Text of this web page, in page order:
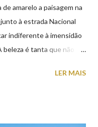
amarelo a paisagem na
à estrada Nacional
indiferente à imensidão
é tanta que não
tirar algumas
LER MAIS